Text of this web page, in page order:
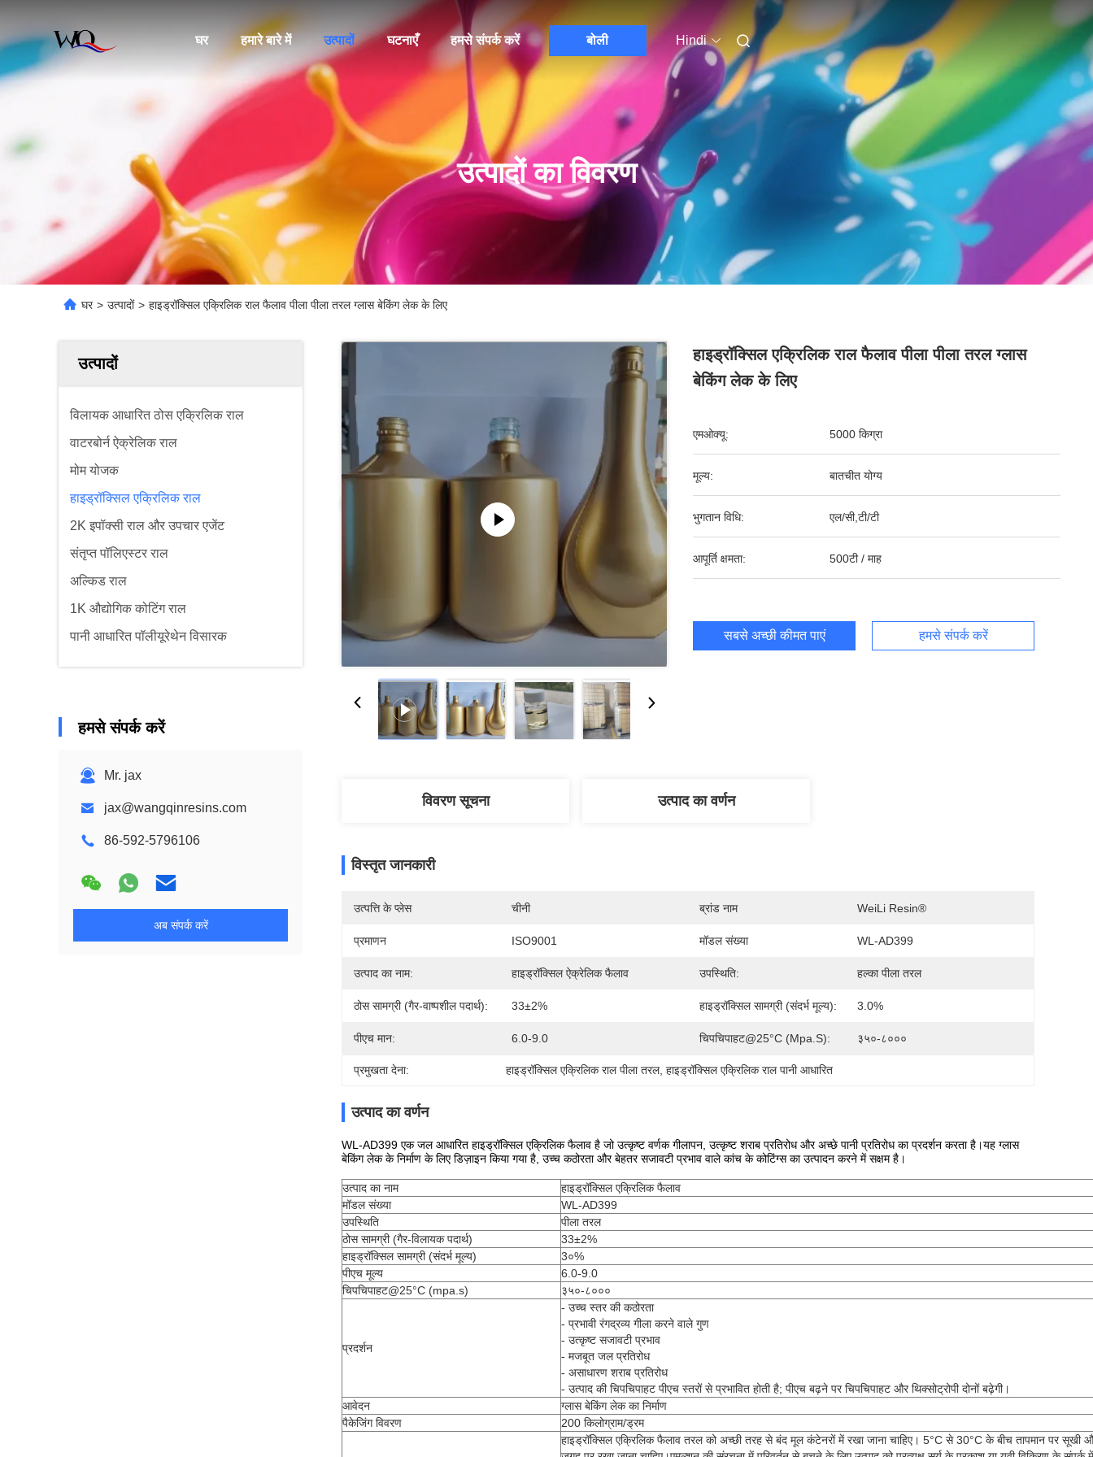
घर हमारे बारे में उत्पादों घटनाएँ हमसे संपर्क करें बोली Hindi
उत्पादों का विवरण
घर > उत्पादों > हाइड्रॉक्सिल एक्रिलिक राल फैलाव पीला पीला तरल ग्लास बेकिंग लेक के लिए
उत्पादों
विलायक आधारित ठोस एक्रिलिक राल
वाटरबोर्न ऐक्रेलिक राल
मोम योजक
हाइड्रॉक्सिल एक्रिलिक राल
2K इपॉक्सी राल और उपचार एजेंट
संतृप्त पॉलिएस्टर राल
अल्किड राल
1K औद्योगिक कोटिंग राल
पानी आधारित पॉलीयूरेथेन विसारक
हमसे संपर्क करें
Mr. jax
jax@wangqinresins.com
86-592-5796106
अब संपर्क करें
हाइड्रॉक्सिल एक्रिलिक राल फैलाव पीला पीला तरल ग्लास
बेकिंग लेक के लिए
एमओक्यू: 5000 किग्रा
मूल्य: बातचीत योग्य
भुगतान विधि: एल/सी,टी/टी
आपूर्ति क्षमता: 500टी / माह
सबसे अच्छी कीमत पाएं हमसे संपर्क करें
विवरण सूचना उत्पाद का वर्णन
विस्तृत जानकारी
उत्पत्ति के प्लेस चीनी ब्रांड नाम WeiLi Resin®
प्रमाणन ISO9001 मॉडल संख्या WL-AD399
उत्पाद का नाम: हाइड्रॉक्सिल ऐक्रेलिक फैलाव उपस्थिति: हल्का पीला तरल
ठोस सामग्री (गैर-वाष्पशील पदार्थ): 33±2% हाइड्रॉक्सिल सामग्री (संदर्भ मूल्य): 3.0%
पीएच मान: 6.0-9.0 चिपचिपाहट@25°C (mpa.s): ३५०-८०००
प्रमुखता देना: हाइड्रॉक्सिल एक्रिलिक राल पीला तरल, हाइड्रॉक्सिल एक्रिलिक राल पानी आधारित
उत्पाद का वर्णन
WL-AD399 एक जल आधारित हाइड्रॉक्सिल एक्रिलिक फैलाव है जो उत्कृष्ट वर्णक गीलापन, उत्कृष्ट शराब प्रतिरोध और अच्छे पानी प्रतिरोध का प्रदर्शन करता है।यह ग्लास
बेकिंग लेक के निर्माण के लिए डिज़ाइन किया गया है, उच्च कठोरता और बेहतर सजावटी प्रभाव वाले कांच के कोटिंग्स का उत्पादन करने में सक्षम है।
उत्पाद का नाम
हाइड्रॉक्सिल एक्रिलिक फैलाव
मॉडल संख्या
WL-AD399
उपस्थिति
पीला तरल
ठोस सामग्री (गैर-विलायक पदार्थ)
33±2%
हाइड्रॉक्सिल सामग्री (संदर्भ मूल्य)
3०%
पीएच मूल्य
6.0-9.0
चिपचिपाहट@25°C (mpa.s)
३५०-८०००
प्रदर्शन
- उच्च स्तर की कठोरता
- प्रभावी रंगद्रव्य गीला करने वाले गुण
- उत्कृष्ट सजावटी प्रभाव
- मजबूत जल प्रतिरोध
- असाधारण शराब प्रतिरोध
- उत्पाद की चिपचिपाहट पीएच स्तरों से प्रभावित होती है; पीएच बढ़ने पर चिपचिपाहट और थिक्सोट्रोपी दोनों बढ़ेगी।
आवेदन
ग्लास बेकिंग लेक का निर्माण
पैकेजिंग विवरण
200 किलोग्राम/ड्रम
हाइड्रॉक्सिल एक्रिलिक फैलाव तरल को अच्छी तरह से बंद मूल कंटेनरों में रखा जाना चाहिए। 5°C से 30°C के बीच तापमान पर सूखी